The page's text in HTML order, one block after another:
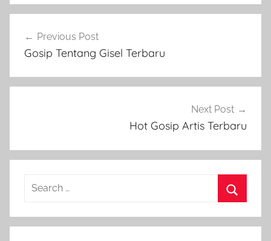
navigation
Previous Post
Gosip Tentang Gisel Terbaru
Next Post
Hot Gosip Artis Terbaru
Search